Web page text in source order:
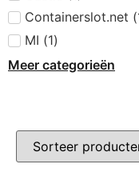
Containerslot.net (
MI (1)
Meer categorieën